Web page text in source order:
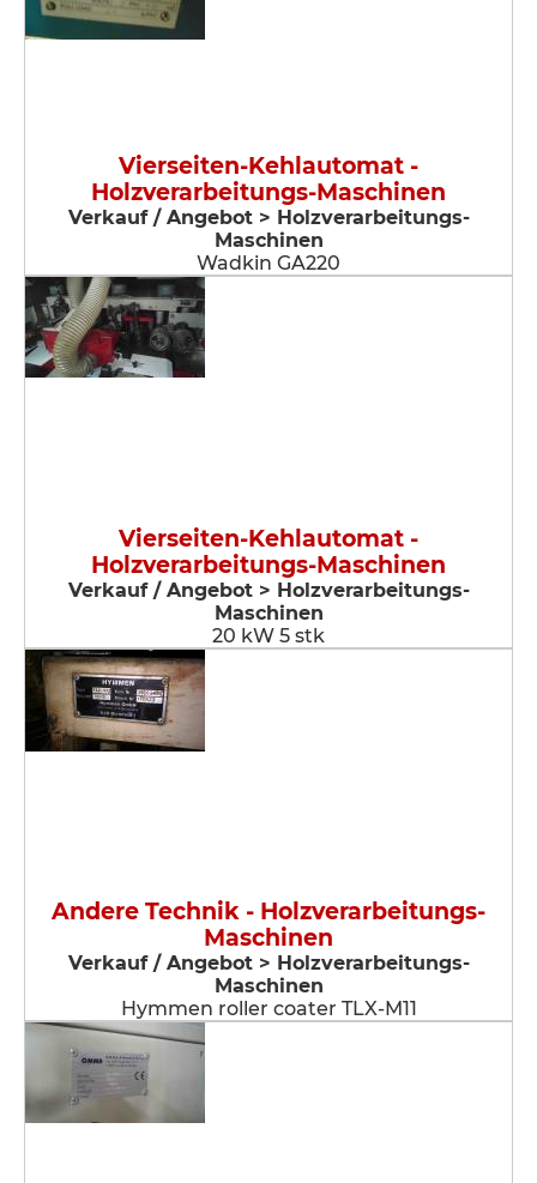
Vierseiten-Kehlautomat -
Holzverarbeitungs-Maschinen
Verkauf / Angebot > Holzverarbeitungs-
Maschinen
Wadkin GA220
Vierseiten-Kehlautomat -
Holzverarbeitungs-Maschinen
Verkauf / Angebot > Holzverarbeitungs-
Maschinen
20 kW 5 stk
Andere Technik - Holzverarbeitungs-
Maschinen
Verkauf / Angebot > Holzverarbeitungs-
Maschinen
Hymmen roller coater TLX-M11